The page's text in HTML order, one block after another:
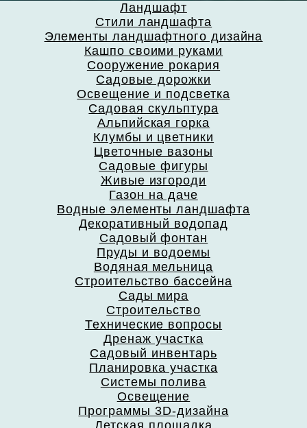
Ландшафт
Стили ландшафта
Элементы ландшафтного дизайна
Кашпо своими руками
Сооружение рокария
Садовые дорожки
Освещение и подсветка
Садовая скульптура
Альпийская горка
Клумбы и цветники
Цветочные вазоны
Садовые фигуры
Живые изгороди
Газон на даче
Водные элементы ландшафта
Декоративный водопад
Садовый фонтан
Пруды и водоемы
Водяная мельница
Строительство бассейна
Сады мира
Строительство
Технические вопросы
Дренаж участка
Садовый инвентарь
Планировка участка
Системы полива
Освещение
Программы 3D-дизайна
Детская площадка